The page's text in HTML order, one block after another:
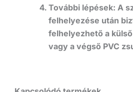
További lépések: A
felhelyezése után
felhelyezhető a
vagy a végső PVC